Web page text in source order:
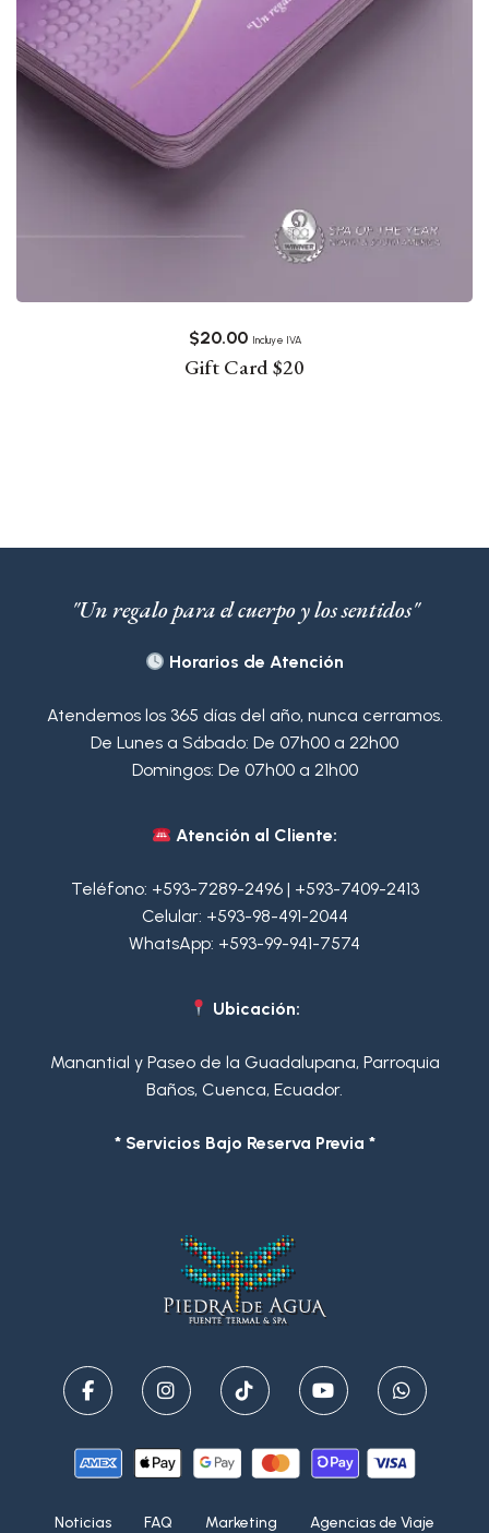
$20.00 Incluye IVA
Gift Card $20
"Un regalo para el cuerpo y los sentidos"
Horarios de Atención
Atendemos los 365 días del año, nunca cerramos.
De Lunes a Sábado: De 07h00 a 22h00
Domingos: De 07h00 a 21h00
Atención al Cliente:
Teléfono: +593-7289-2496| +593-7409-2413
Celular: +593-98-491-2044
WhatsApp: +593-99-941-7574
Ubicación:
Manantial y Paseo de la Guadalupana, Parroquia
Baños, Cuenca, Ecuador.
* Servicios Bajo Reserva Previa *
Noticias FAQ Marketing Agencias de Viaje